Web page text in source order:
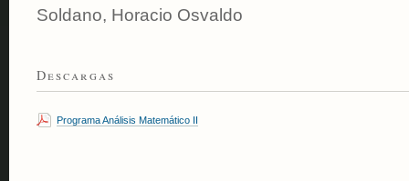
Soldano, Horacio Osvaldo
Descargas
Programa Análisis Matemático II